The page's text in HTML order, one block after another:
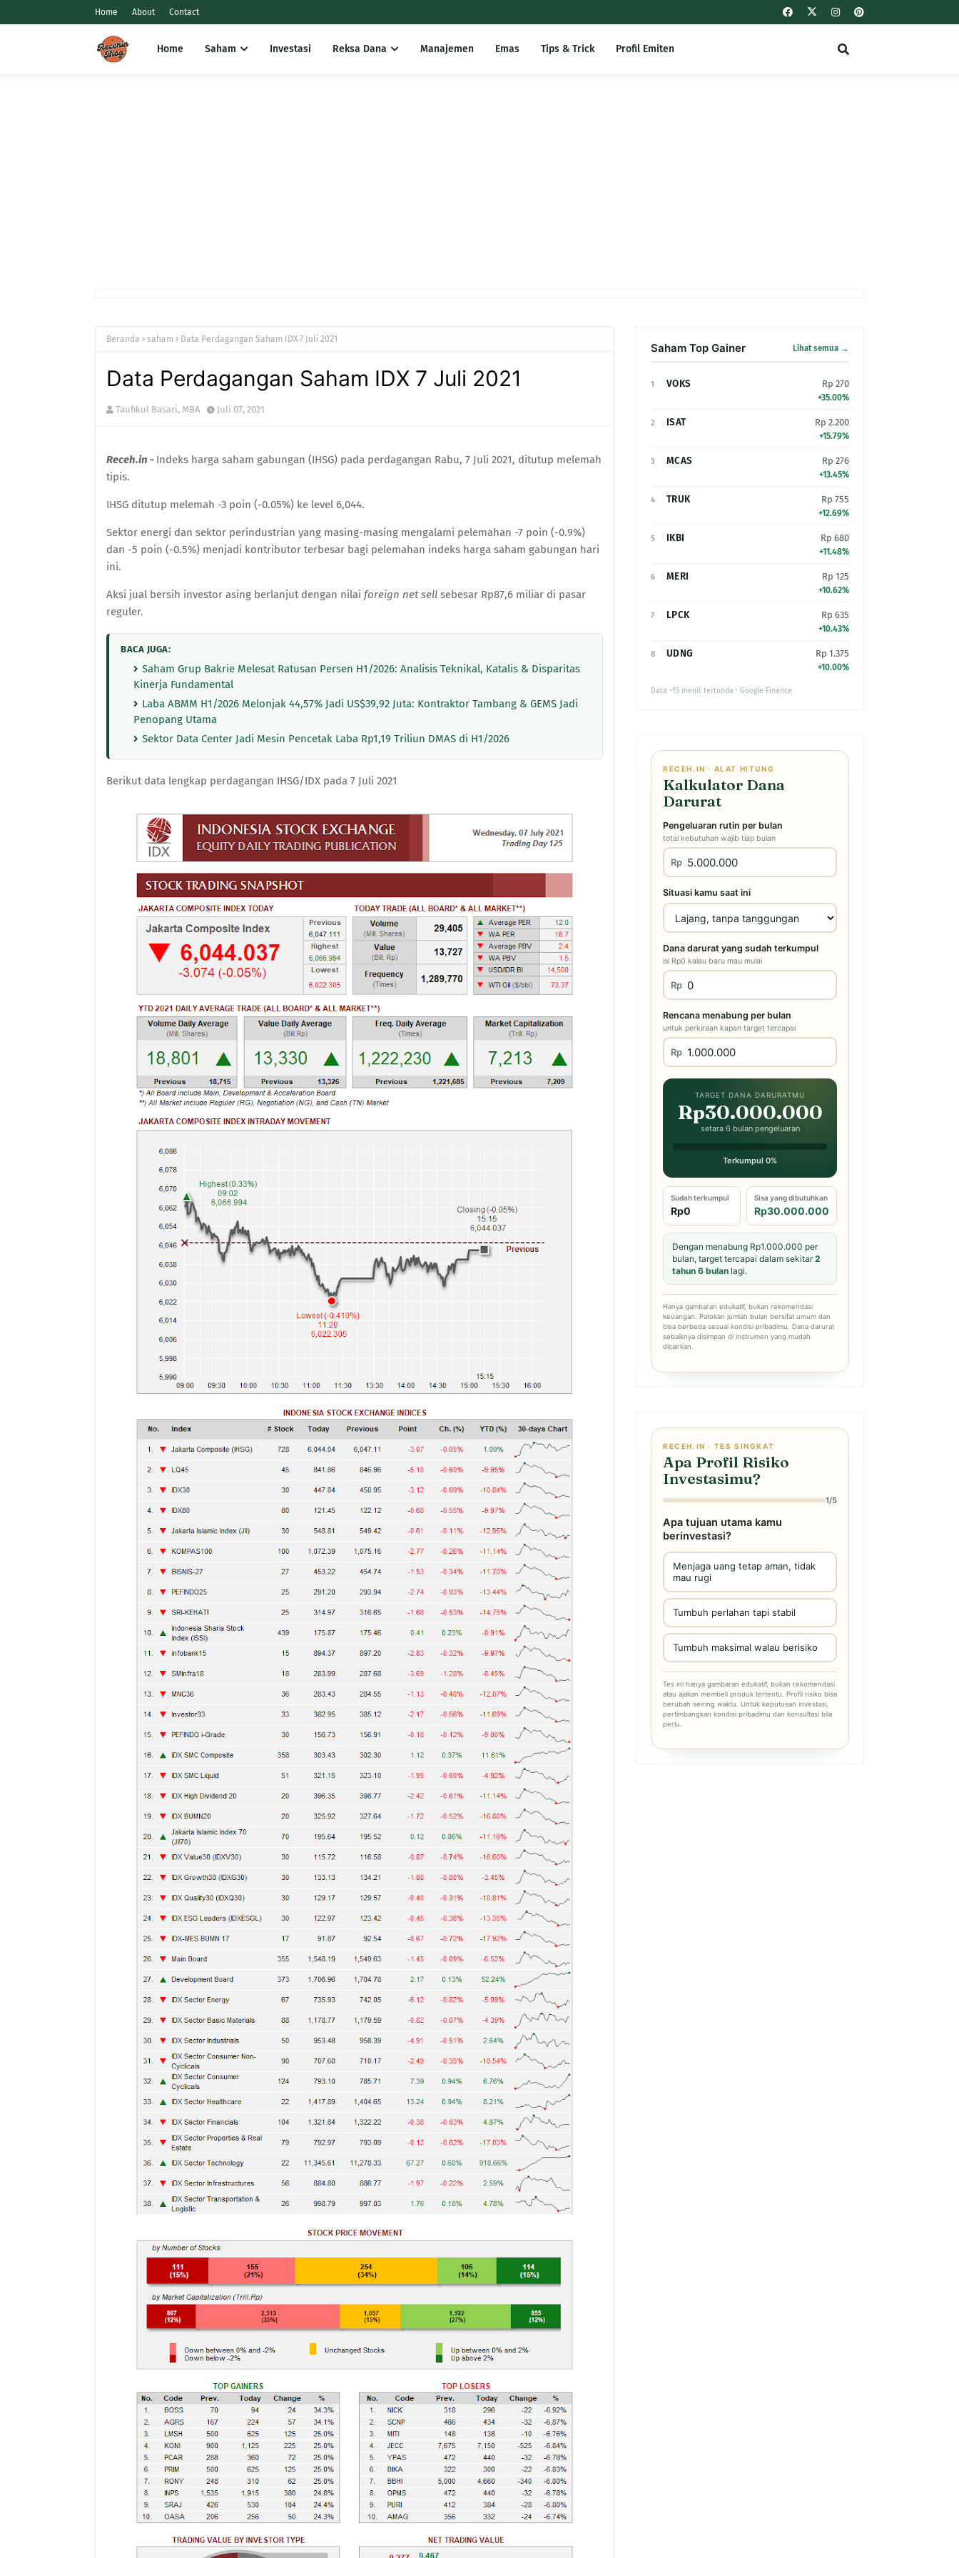
Home About Contact
Home Saham Investasi Reksa Dana Manajemen Emas Tips & Trick Profil Emiten
Beranda saham Data Perdagangan Saham IDX 7 Juli 2021
Data Perdagangan Saham IDX 7 Juli 2021
Taufikul Basari, MBA Juli 07, 2021
Receh.in - Indeks harga saham gabungan (IHSG) pada perdagangan Rabu, 7 Juli 2021, ditutup melemah
tipis.
IHSG ditutup melemah -3 poin (-0.05%) ke level 6,044.
Sektor energi dan sektor perindustrian yang masing-masing mengalami pelemahan -7 poin (-0.9%)
dan -5 poin (-0.5%) menjadi kontributor terbesar bagi pelemahan indeks harga saham gabungan hari
ini.
Aksi jual bersih investor asing berlanjut dengan nilai foreign net sell sebesar Rp87,6 miliar di pasar
reguler.
BACA JUGA:
Saham Grup Bakrie Melesat Ratusan Persen H1/2026: Analisis Teknikal, Katalis & Disparitas
Kinerja Fundamental
Laba ABMM H1/2026 Melonjak 44,57% Jadi US$39,92 Juta: Kontraktor Tambang & GEMS Jadi
Penopang Utama
Sektor Data Center Jadi Mesin Pencetak Laba Rp1,19 Triliun DMAS di H1/2026
Berikut data lengkap perdagangan IHSG/IDX pada 7 Juli 2021
Saham Top Gainer Lihat semua →
1 VOKS Rp 270
+35.00%
2 ISAT Rp 2.200
+15.79%
3 MCAS Rp 276
+13.45%
4 TRUK Rp 755
+12.69%
5 IKBI Rp 680
+11.48%
6 MERI Rp 125
+10.62%
7 LPCK Rp 635
+10.43%
8 UDNG Rp 1.375
+10.00%
Data ~15 menit tertunda · Google Finance
RECEH.IN · ALAT HITUNG
Kalkulator Dana
Darurat
Pengeluaran rutin per bulan
total kebutuhan wajib tiap bulan
Rp
Situasi kamu saat ini
Dana darurat yang sudah terkumpul
isi Rp0 kalau baru mau mulai
Rp
Rencana menabung per bulan
untuk perkiraan kapan target tercapai
Rp
TARGET DANA DARURATMU
Rp30.000.000
setara 6 bulan pengeluaran
Terkumpul 0%
Sudah terkumpul
Rp0
Sisa yang dibutuhkan
Rp30.000.000
Dengan menabung Rp1.000.000 per
bulan, target tercapai dalam sekitar2
tahun 6 bulan lagi.
Hanya gambaran edukatif, bukan rekomendasi
keuangan. Patokan jumlah bulan bersifat umum dan
bisa berbeda sesuai kondisi pribadimu. Dana darurat
sebaiknya disimpan di instrumen yang mudah
dicairkan.
RECEH.IN · TES SINGKAT
Apa Profil Risiko
Investasimu?
1/5
Apa tujuan utama kamu
berinvestasi?
Menjaga uang tetap aman, tidak
mau rugi
Tumbuh perlahan tapi stabil
Tumbuh maksimal walau berisiko
Tes ini hanya gambaran edukatif, bukan rekomendasi
atau ajakan membeli produk tertentu. Profil risiko bisa
berubah seiring waktu. Untuk keputusan investasi,
pertimbangkan kondisi pribadimu dan konsultasi bila
perlu.